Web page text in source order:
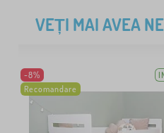
VEȚI MAI AVEA
-8%
Recomandare